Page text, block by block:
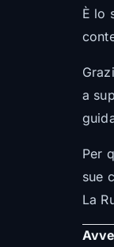
È lo
a
Per
sue
La